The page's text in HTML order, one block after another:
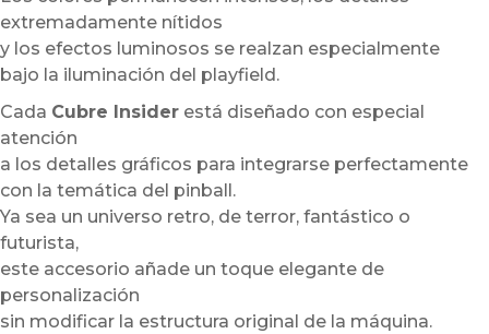
extremadamente nítidos
y los efectos luminosos se realzan especialmente
bajo la iluminación del playfield.
Cada Cubre Insider está diseñado con especial
atención
a los detalles gráficos para integrarse perfectamente
con la temática del pinball.
Ya sea un universo retro, de terror, fantástico o
futurista,
este accesorio añade un toque elegante de
personalización
sin modificar la estructura original de la máquina.